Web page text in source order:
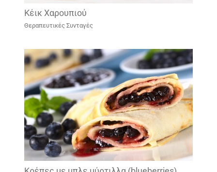
Kέικ Χαρουπιού
Θεραπευτικές Συνταγές